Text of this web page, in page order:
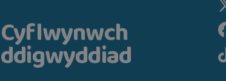
Cyflwynwch
ddigwyddiad